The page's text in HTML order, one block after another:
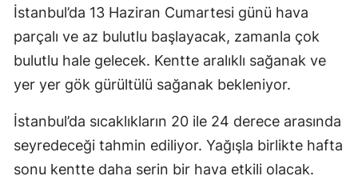
İstanbul’da 13 Haziran Cumartesi günü hava
parçalı ve az bulutlu başlayacak, zamanla çok
bulutlu hale gelecek. Kentte aralıklı sağanak ve
yer yer gök gürültülü sağanak bekleniyor.
İstanbul’da sıcaklıkların 20 ile 24 derece arasında
seyredeceği tahmin ediliyor. Yağışla birlikte hafta
sonu kentte daha serin bir hava etkili olacak.